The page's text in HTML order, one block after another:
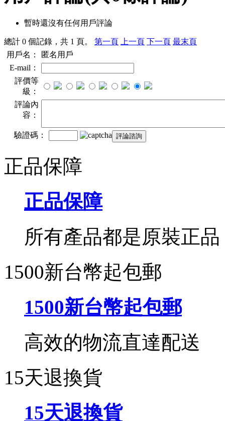
暫時還沒有任何用戶評論
總計 0 個記錄，共 1 頁。 第一頁 上一頁 下一頁 最末頁
用戶名：
匿名用戶
E-mail：
評價等
級：
評論內
容：
驗證碼：
正品保障
正品保障
所有產品都是原裝正品
1500新台幣起包郵
1500新台幣起包郵
高效的物流直達配送
15天退換貨
15天退換貨